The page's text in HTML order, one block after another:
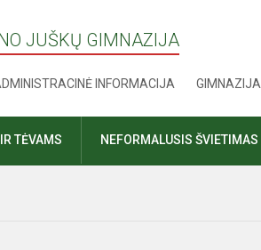
JUŠKŲ GIMNAZIJA
INFORMACIJA GIMNAZIJA
TĖVAMS NEFORMALUSIS ŠVIETIMAS